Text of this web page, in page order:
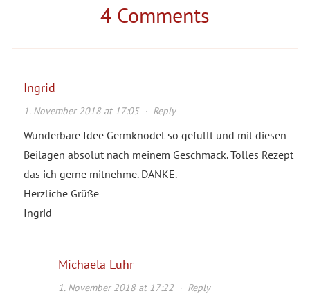
4 Comments
Ingrid
1. November 2018 at 17:05· Reply
Wunderbare Idee Germknödel so gefüllt und mit diesen
Beilagen absolut nach meinem Geschmack. Tolles Rezept
das ich gerne mitnehme. DANKE.
Herzliche Grüße
Ingrid
Michaela Lühr
1. November 2018 at 17:22· Reply